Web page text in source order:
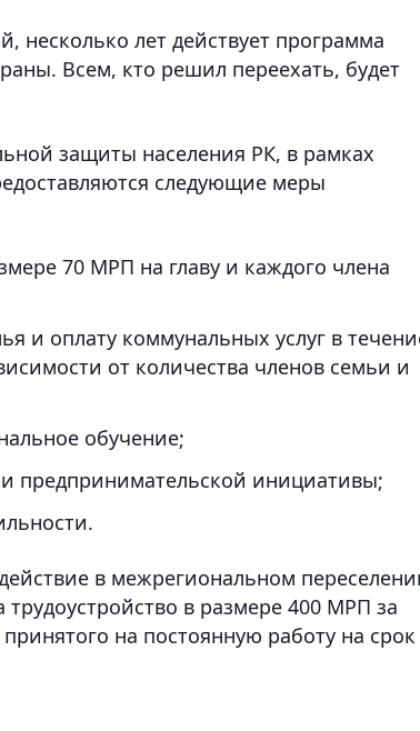
несколько лет действует программа
Всем, кто решил переехать, будет
защиты населения РК, в рамках
следующие меры
70 МРП на главу и каждого члена
и оплату коммунальных услуг в
от количества членов семьи и
обучение;
предпринимательской инициативы;
в межрегиональном
в размере 400 МРП за
на постоянную работу на